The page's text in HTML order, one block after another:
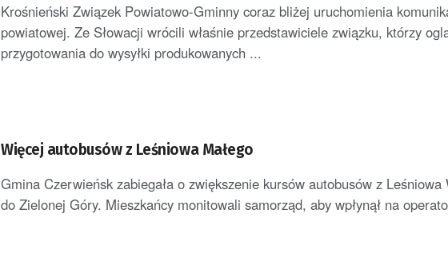
Krośnieński Związek Powiatowo-Gminny coraz bliżej uruchomienia
powiatowej. Ze Słowacji wrócili właśnie przedstawiciele związku, którzy
przygotowania do wysyłki produkowanych ...
Więcej autobusów z Leśniowa Małego
Gmina Czerwieńsk zabiegała o zwiększenie kursów autobusów z Leśniowa
do Zielonej Góry. Mieszkańcy monitowali samorząd, aby wpłynął na